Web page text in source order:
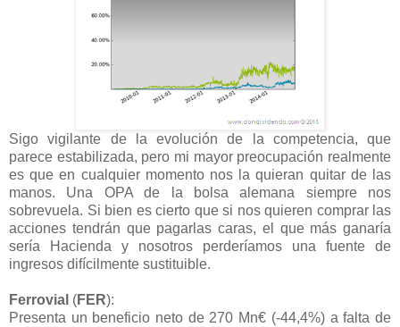
Sigo vigilante de la evolución de la competencia, que
parece estabilizada, pero mi mayor preocupación realmente
es que en cualquier momento nos la quieran quitar de las
manos. Una OPA de la bolsa alemana siempre nos
sobrevuela. Si bien es cierto que si nos quieren comprar las
acciones tendrán que pagarlas caras, el que más ganaría
sería Hacienda y nosotros perderíamos una fuente de
ingresos difícilmente sustituible.
Ferrovial (FER):
Presenta un beneficio neto de 270 Mn€ (-44,4%) a falta de